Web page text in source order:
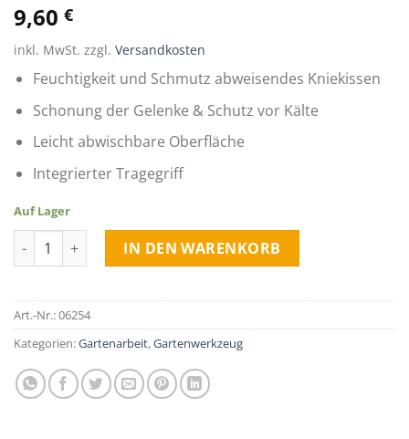
9,60 €
inkl. MwSt. zzgl. Versandkosten
Feuchtigkeit und Schmutz abweisendes Kniekissen
Schonung der Gelenke & Schutz vor Kälte
Leicht abwischbare Oberfläche
Integrierter Tragegriff
Auf Lager
Kniekissen für die Gartenarbeit quantity
IN DEN WARENKORB
Art.-Nr.:06254
Kategorien:Gartenarbeit,Gartenwerkzeug